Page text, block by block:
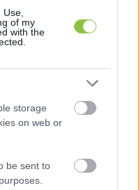
of my
with the
storage
on web or
be sent to
szerint ennek
hanem az
együtt kellett
Hódi „durvának és
hangoztatta, hogy
csinálták végig a